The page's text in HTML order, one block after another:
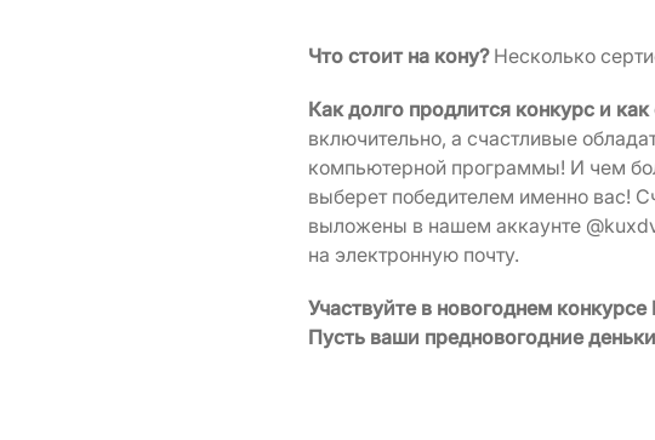
Что стоит на кону? Несколько
Как долго продлится конкурс и
включительно, а счастливые
компьютерной программы! И чем
выберет победителем именно вас!
выложены в нашем аккаунте
на электронную почту.
Участвуйте в новогоднем
Пусть ваши предновогодние